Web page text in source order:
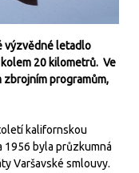
výzvědné letadlo
20 kilometrů. Ve
programům,
kalifornskou
1956 byla průzkumná
Varšavské smlouvy.